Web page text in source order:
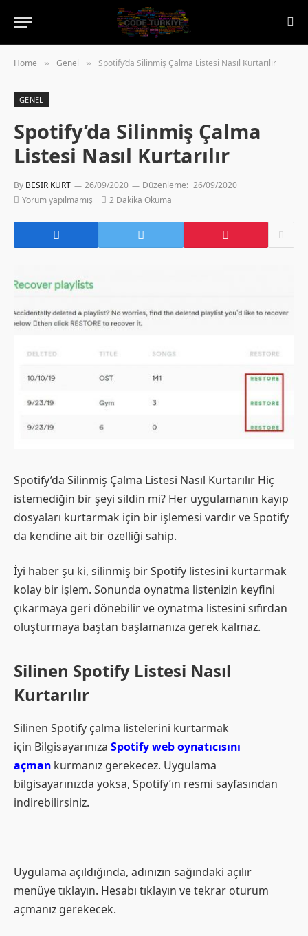
Home » Genel » Spotify’da Silinmiş Çalma Listesi Nasıl Kurtarılır
GENEL
Spotify’da Silinmiş Çalma
Listesi Nasıl Kurtarılır
By BESIR KURT 26/09/2020 Düzenleme: 26/09/2020
Yorum yapılmamış
2 Dakika Okuma
Spotify’da Silinmiş Çalma Listesi Nasıl Kurtarılır Hiç
istemediğin bir şeyi sildin mi? Her uygulamanın kayıp
dosyaları kurtarmak için bir işlemesi vardır ve Spotify
da kendine ait bir özelliği sahip.
İyi haber şu ki, silinmiş bir Spotify listesini kurtarmak
kolay bir işlem. Sonunda oynatma listenizin keyfini
çıkarmaya geri dönebilir ve oynatma listesini sıfırdan
oluşturmaya baştan başlamanıza gerek kalmaz.
Silinen Spotify Listesi Nasıl
Kurtarılır
Silinen Spotify çalma listelerini kurtarmak
için Bilgisayarınıza Spotify web oynatıcısını
açman kurmanız gerekecez. Uygulama
bilgisayarınızda yoksa, Spotify’ın resmi sayfasından
indirebilirsiniz.
Uygulama açıldığında, adınızın sağındaki açılır
menüye tıklayın. Hesabı tıklayın ve tekrar oturum
açmanız gerekecek.